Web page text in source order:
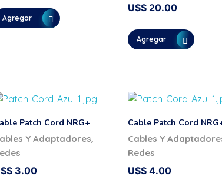
Agregar
U$S 20.00
Agregar
Patch Cord NRG+
3.00
Y Adaptadores,
Cable Patch Cord
U$S 4.00
Cables Y
Redes